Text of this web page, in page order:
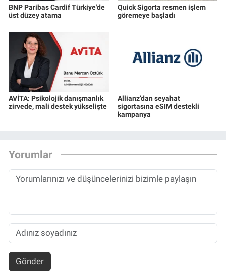
BNP Paribas Cardif Türkiye'de
üst düzey atama
Quick Sigorta resmen işlem
göremeye başladı
AVİTA: Psikolojik danışmanlık
zirvede, mali destek yükselişte
Allianz’dan seyahat
sigortasına eSIM destekli
kampanya
Yorumlar
Gönder